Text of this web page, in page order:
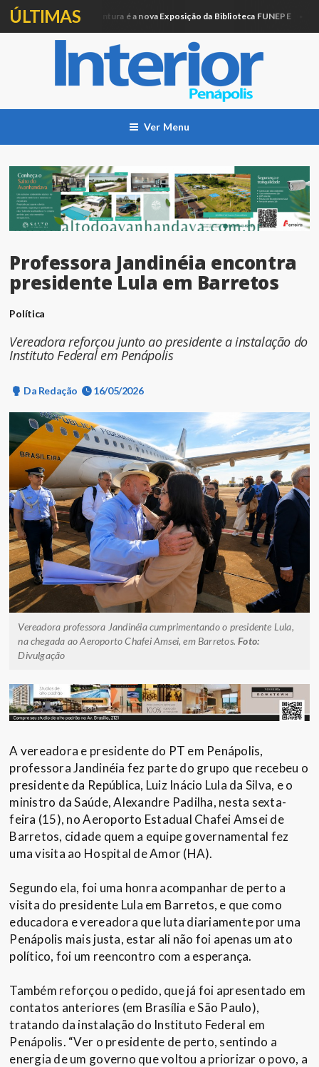
ÚLTIMAS
Artesanato e Pintura é a nova Exposição da Biblioteca FUNEPE
Ver Menu
Professora Jandinéia encontra
presidente Lula em Barretos
Política
Vereadora reforçou junto ao presidente a instalação do
Instituto Federal em Penápolis
Da Redação 16/05/2026
Vereadora professora Jandinéia cumprimentando o presidente Lula,
na chegada ao Aeroporto Chafei Amsei, em Barretos.Foto:
Divulgação
A vereadora e presidente do PT em Penápolis,
professora Jandinéia fez parte do grupo que recebeu o
presidente da República, Luiz Inácio Lula da Silva, e o
ministro da Saúde, Alexandre Padilha, nesta sexta-
feira (15), no Aeroporto Estadual Chafei Amsei de
Barretos, cidade quem a equipe governamental fez
uma visita ao Hospital de Amor (HA).
Segundo ela, foi uma honra acompanhar de perto a
visita do presidente Lula em Barretos, e que como
educadora e vereadora que luta diariamente por uma
Penápolis mais justa, estar ali não foi apenas um ato
político, foi um reencontro com a esperança.
Também reforçou o pedido, que já foi apresentado em
contatos anteriores (em Brasília e São Paulo),
tratando da instalação do Instituto Federal em
Penápolis. “Ver o presidente de perto, sentindo a
energia de um governo que voltou a priorizar o povo, a